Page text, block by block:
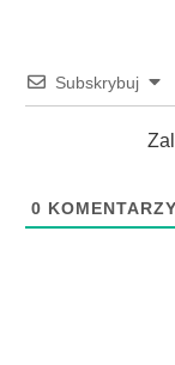
Subskrybuj
0 KOMENTARZY